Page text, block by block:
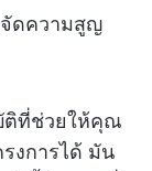
ดความสูญ
ติที่ช่วยให้คุณ
งการได้ มัน